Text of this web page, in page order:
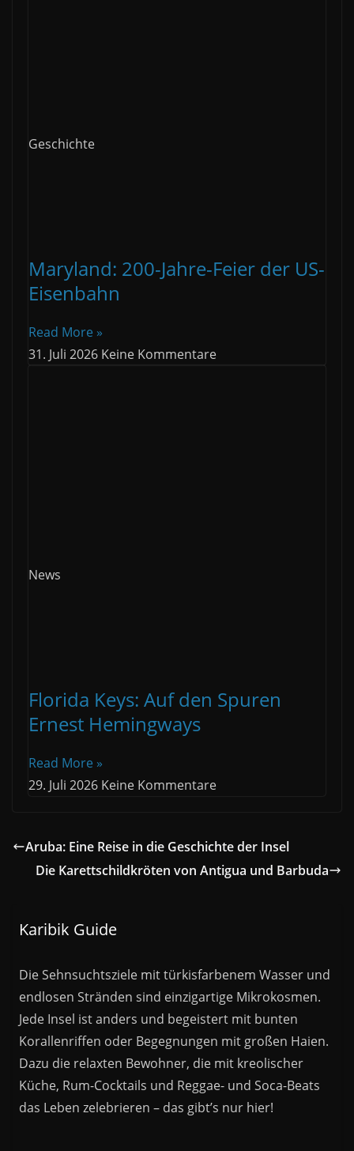
Geschichte
Maryland: 200-Jahre-Feier der US-
Eisenbahn
Read More »
31. Juli 2026 Keine Kommentare
News
Florida Keys: Auf den Spuren
Ernest Hemingways
Read More »
29. Juli 2026 Keine Kommentare
Aruba: Eine Reise in die Geschichte der Insel
Die Karettschildkröten von Antigua und Barbuda
Karibik Guide
Die Sehnsuchtsziele mit türkisfarbenem Wasser und
endlosen Stränden sind einzigartige Mikrokosmen.
Jede Insel ist anders und begeistert mit bunten
Korallenriffen oder Begegnungen mit großen Haien.
Dazu die relaxten Bewohner, die mit kreolischer
Küche, Rum-Cocktails und Reggae- und Soca-Beats
das Leben zelebrieren – das gibt’s nur hier!